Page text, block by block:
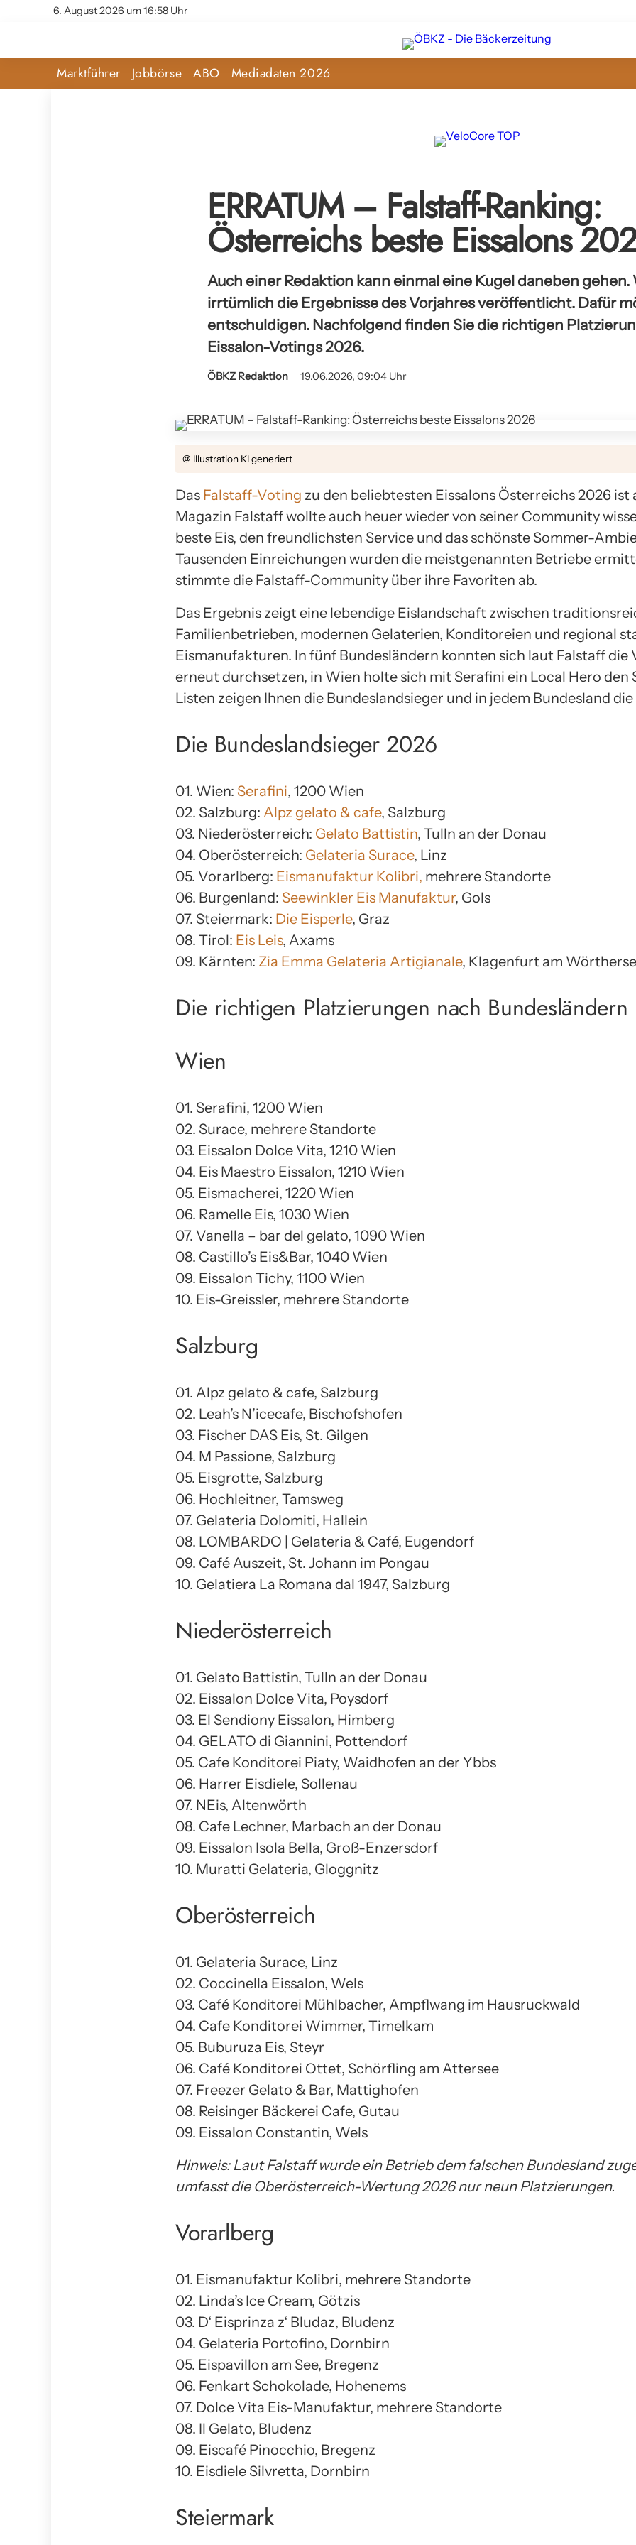
6. August 2026 um 16:58 Uhr
Marktführer Jobbörse ABO Mediadaten 2026
ERRATUM – Falstaff-Ranking:
Österreichs beste Eissalons
Auch einer Redaktion kann einmal eine Kugel daneben gehen.
irrtümlich die Ergebnisse des Vorjahres veröffentlicht. Dafür
entschuldigen. Nachfolgend finden Sie die richtigen
Eissalon-Votings 2026.
ÖBKZ Redaktion 19.06.2026, 09:04 Uhr
@ Illustration KI generiert
Das Falstaff-Voting zu den beliebtesten Eissalons Österreichs 2026 ist
Magazin Falstaff wollte auch heuer wieder von seiner Community
beste Eis, den freundlichsten Service und das schönste Sommer-
Tausenden Einreichungen wurden die meistgenannten Betriebe
stimmte die Falstaff-Community über ihre Favoriten ab.
Das Ergebnis zeigt eine lebendige Eislandschaft zwischen
Familienbetrieben, modernen Gelaterien, Konditoreien und regional
Eismanufakturen. In fünf Bundesländern konnten sich laut Falstaff die
erneut durchsetzen, in Wien holte sich mit Serafini ein Local Hero den
Listen zeigen Ihnen die Bundeslandsieger und in jedem Bundesland die
Die Bundeslandsieger 2026
01. Wien: Serafini, 1200 Wien
02. Salzburg: Alpz gelato & cafe, Salzburg
03. Niederösterreich: Gelato Battistin, Tulln an der Donau
04. Oberösterreich: Gelateria Surace, Linz
05. Vorarlberg: Eismanufaktur Kolibri, mehrere Standorte
06. Burgenland: Seewinkler Eis Manufaktur, Gols
07. Steiermark: Die Eisperle, Graz
08. Tirol: Eis Leis, Axams
09. Kärnten: Zia Emma Gelateria Artigianale, Klagenfurt am
Die richtigen Platzierungen nach Bundesländern
Wien
01. Serafini, 1200 Wien
02. Surace, mehrere Standorte
03. Eissalon Dolce Vita, 1210 Wien
04. Eis Maestro Eissalon, 1210 Wien
05. Eismacherei, 1220 Wien
06. Ramelle Eis, 1030 Wien
07. Vanella – bar del gelato, 1090 Wien
08. Castillo’s Eis&Bar, 1040 Wien
09. Eissalon Tichy, 1100 Wien
10. Eis-Greissler, mehrere Standorte
Salzburg
01. Alpz gelato & cafe, Salzburg
02. Leah’s N’icecafe, Bischofshofen
03. Fischer DAS Eis, St. Gilgen
04. M Passione, Salzburg
05. Eisgrotte, Salzburg
06. Hochleitner, Tamsweg
07. Gelateria Dolomiti, Hallein
08. LOMBARDO | Gelateria & Café, Eugendorf
09. Café Auszeit, St. Johann im Pongau
10. Gelatiera La Romana dal 1947, Salzburg
Niederösterreich
01. Gelato Battistin, Tulln an der Donau
02. Eissalon Dolce Vita, Poysdorf
03. El Sendiony Eissalon, Himberg
04. GELATO di Giannini, Pottendorf
05. Cafe Konditorei Piaty, Waidhofen an der Ybbs
06. Harrer Eisdiele, Sollenau
07. NEis, Altenwörth
08. Cafe Lechner, Marbach an der Donau
09. Eissalon Isola Bella, Groß-Enzersdorf
10. Muratti Gelateria, Gloggnitz
Oberösterreich
01. Gelateria Surace, Linz
02. Coccinella Eissalon, Wels
03. Café Konditorei Mühlbacher, Ampflwang im Hausruckwald
04. Cafe Konditorei Wimmer, Timelkam
05. Buburuza Eis, Steyr
06. Café Konditorei Ottet, Schörfling am Attersee
07. Freezer Gelato & Bar, Mattighofen
08. Reisinger Bäckerei Cafe, Gutau
09. Eissalon Constantin, Wels
Hinweis: Laut Falstaff wurde ein Betrieb dem falschen Bundesland
umfasst die Oberösterreich-Wertung 2026 nur neun Platzierungen.
Vorarlberg
01. Eismanufaktur Kolibri, mehrere Standorte
02. Linda’s Ice Cream, Götzis
03. D‘ Eisprinza z‘ Bludaz, Bludenz
04. Gelateria Portofino, Dornbirn
05. Eispavillon am See, Bregenz
06. Fenkart Schokolade, Hohenems
07. Dolce Vita Eis-Manufaktur, mehrere Standorte
08. Il Gelato, Bludenz
09. Eiscafé Pinocchio, Bregenz
10. Eisdiele Silvretta, Dornbirn
Steiermark